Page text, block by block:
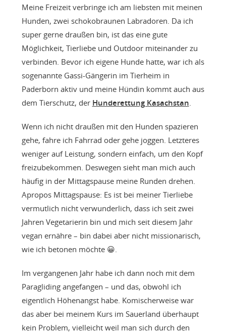
Meine Freizeit verbringe ich am liebsten mit meinen
Hunden, zwei schokobraunen Labradoren. Da ich
super gerne draußen bin, ist das eine gute
Möglichkeit, Tierliebe und Outdoor miteinander zu
verbinden. Bevor ich eigene Hunde hatte, war ich als
sogenannte Gassi-Gängerin im Tierheim in
Paderborn aktiv und meine Hündin kommt auch aus
dem Tierschutz, der Hunderettung Kasachstan
Wenn ich nicht draußen mit den Hunden spazieren
gehe, fahre ich Fahrrad oder gehe joggen. Letzteres
weniger auf Leistung, sondern einfach, um den Kopf
freizubekommen. Deswegen sieht man mich auch
häufig in der Mittagspause meine Runden drehen.
Apropos Mittagspause: Es ist bei meiner Tierliebe
vermutlich nicht verwunderlich, dass ich seit zwei
Jahren Vegetarierin bin und mich seit diesem Jahr
vegan ernähre – bin dabei aber nicht missionarisch,
wie ich betonen möchte 😀.
Im vergangenen Jahr habe ich dann noch mit dem
Paragliding angefangen – und das, obwohl ich
eigentlich Höhenangst habe. Komischerweise war
das aber bei meinem Kurs im Sauerland überhaupt
kein Problem, vielleicht weil man sich durch den